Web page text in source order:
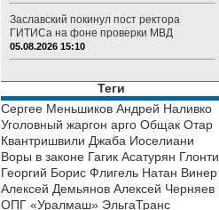
Заславский покинул пост ректора
ГИТИСа на фоне проверки МВД
05.08.2026 15:10
Теги
Сергее Меньшиков Андрей Наливко
Уголовный жаргон арго Общак Отар
Квантришвили Джаба Иоселиани
Воры в законе Гагик Асатурян Глонти
Георгий Борис Флигель Натан Винер
Алексей Демьянов Алексей Черняев
ОПГ «Уралмаш» ЭльгаТранс